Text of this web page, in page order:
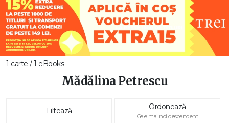
1 carte / 1 eBooks
Mădălina Petrescu
Filtează Ordonează
Cele mai noi descendent